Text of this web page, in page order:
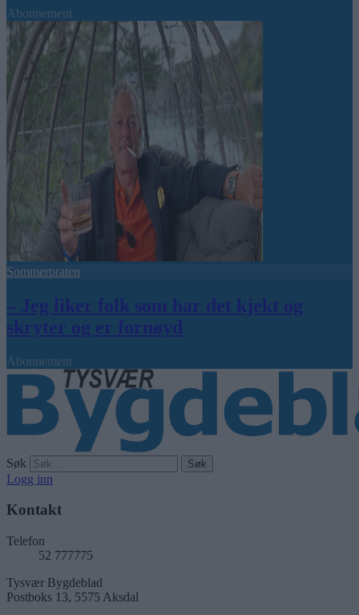
Abonnement
Sommerpraten
– Jeg liker folk som har det kjekt og
skryter og er fornøyd
Abonnement
Søk
Logg inn
Kontakt
Telefon
52 777775
Tysvær Bygdeblad
Postboks 13, 5575 Aksdal